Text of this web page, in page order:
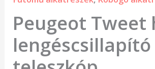
Peugeot Tweet
lengéscsillapító